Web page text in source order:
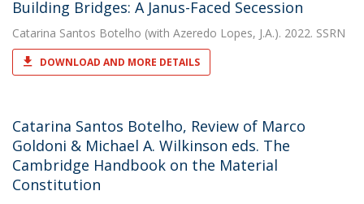
Building Bridges: A Janus-Faced Secession
Catarina Santos Botelho (with Azeredo Lopes, J.A.). 2022. SSRN
DOWNLOAD AND MORE DETAILS
Catarina Santos Botelho, Review of Marco
Goldoni & Michael A. Wilkinson eds. The
Cambridge Handbook on the Material
Constitution